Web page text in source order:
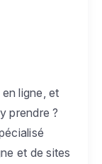
ligne, et
prendre ?
et de sites